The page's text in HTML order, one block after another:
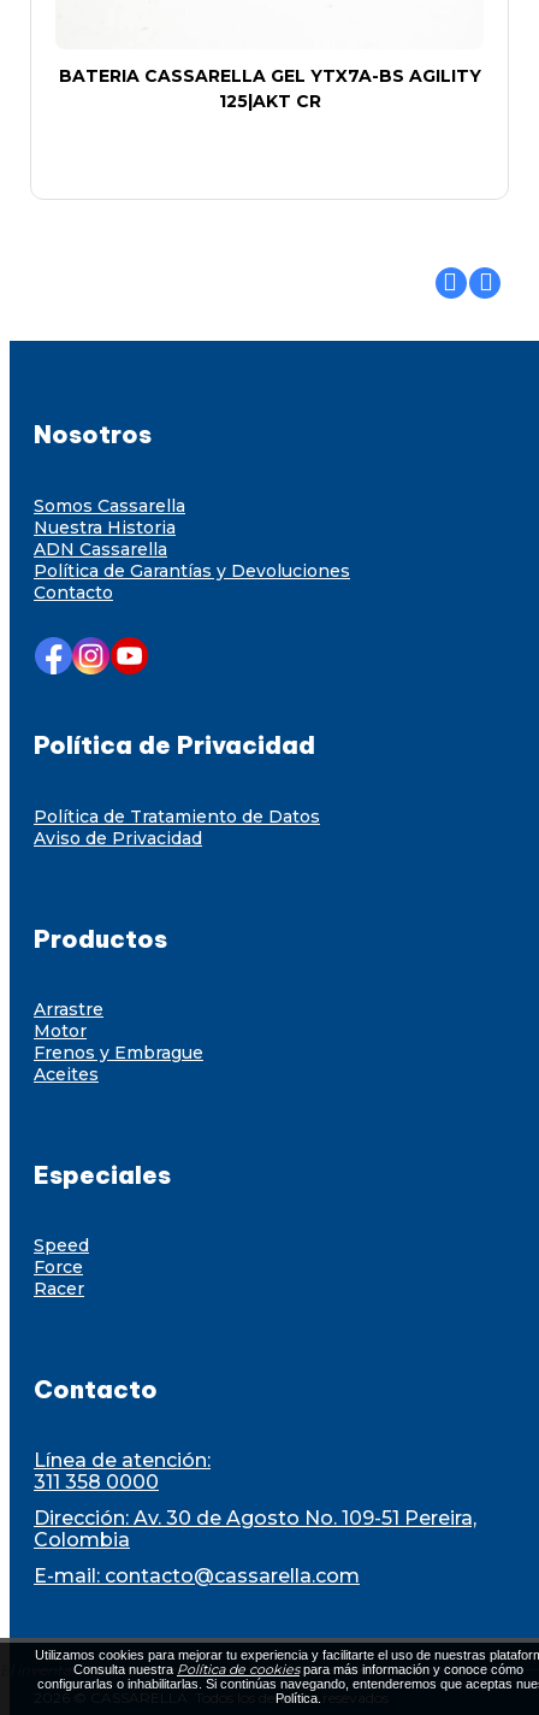
El inventario está sujeto a disponibilidad al momento de la compra
BATERIA CASSARELLA GEL YTX7A-BS AGILITY
125|AKT CR
Nosotros
Somos Cassarella
Nuestra Historia
ADN Cassarella
Política de Garantías y Devoluciones
Contacto
Política de Privacidad
Política de Tratamiento de Datos
Aviso de Privacidad
Productos
Arrastre
Motor
Frenos y Embrague
Aceites
Especiales
Speed
Force
Racer
Contacto
Línea de atención:
311 358 0000
Dirección: Av. 30 de Agosto No. 109-51 Pereira,
Colombia
E-mail: contacto@cassarella.com
2026 © CASSARELLA. Todos los derechos resevados
Utilizamos cookies para mejorar tu experiencia y facilitarte el uso de nuestras
Consulta nuestra Política de cookiespara más información y conoce cómo
configurarlas o inhabilitarlas. Si continúas navegando, entenderemos que aceptas
Política.